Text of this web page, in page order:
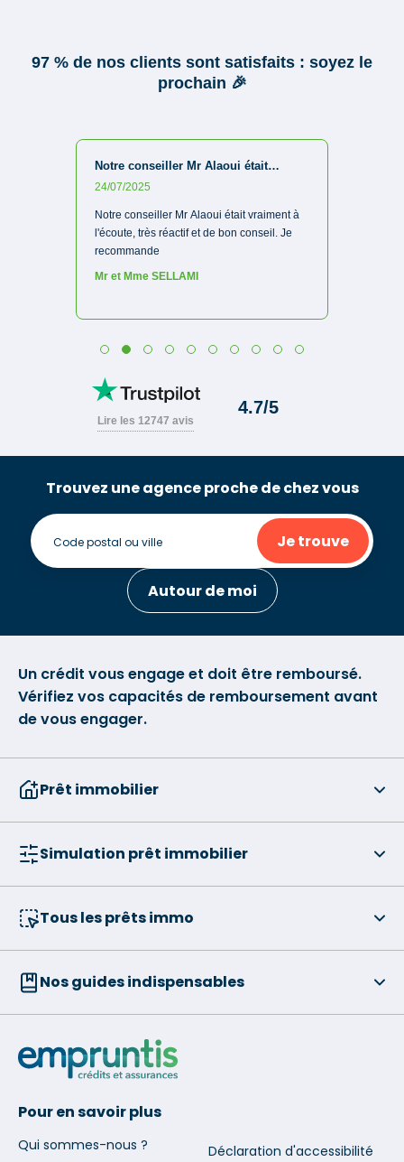
Trouvez une agence proche de chez vous
Je trouve
Autour de moi
Un crédit vous engage et doit être remboursé.
Vérifiez vos capacités de remboursement avant
de vous engager.
Prêt immobilier
Simulation prêt immobilier
Tous les prêts immo
Nos guides indispensables
Pour en savoir plus
Qui sommes-nous ?
Déclaration d'accessibilité